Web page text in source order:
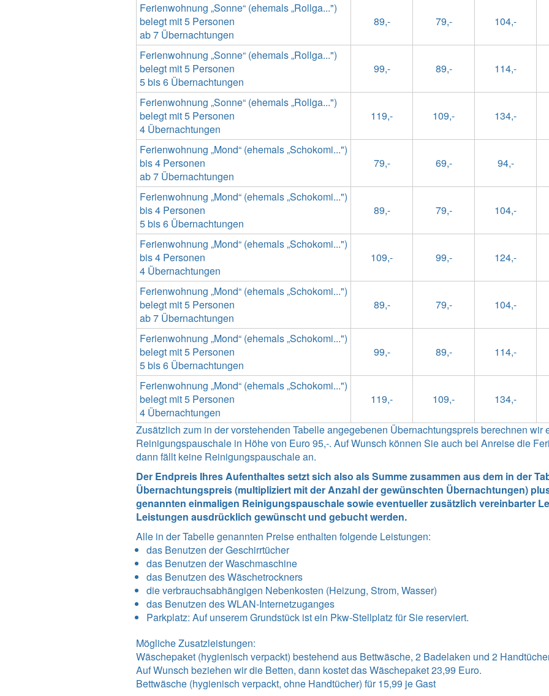
Ferienwohnung „Sonne“ (ehemals „Rollga...")
belegt mit 5 Personen
ab 7 Übernachtungen
Ferienwohnung „Sonne“ (ehemals „Rollga...")
belegt mit 5 Personen
5 bis 6 Übernachtungen
Ferienwohnung „Sonne“ (ehemals „Rollga...")
belegt mit 5 Personen
4 Übernachtungen
Ferienwohnung „Mond“ (ehemals „Schokomi...")
bis 4 Personen
ab 7 Übernachtungen
Ferienwohnung „Mond“ (ehemals „Schokomi...")
bis 4 Personen
5 bis 6 Übernachtungen
Ferienwohnung „Mond“ (ehemals „Schokomi...")
bis 4 Personen
4 Übernachtungen
Ferienwohnung „Mond“ (ehemals „Schokomi...")
belegt mit 5 Personen
ab 7 Übernachtungen
Ferienwohnung „Mond“ (ehemals „Schokomi...")
belegt mit 5 Personen
5 bis 6 Übernachtungen
Ferienwohnung „Mond“ (ehemals „Schokomi...")
belegt mit 5 Personen
4 Übernachtungen
89,- 79,- 104,-
99,- 89,- 114,-
119,- 109,- 134,-
79,- 69,- 94,-
89,- 79,- 104,-
109,- 99,- 124,-
89,- 79,- 104,-
99,- 89,- 114,-
119,- 109,- 134,-
Zusätzlich zum in der vorstehenden Tabelle angegebenen Übernachtungspreis berechnen wir
Reinigungspauschale in Höhe von Euro 95,-. Auf Wunsch können Sie auch bei Anreise die
dann fällt keine Reinigungspauschale an.
Der Endpreis Ihres Aufenthaltes setzt sich also als Summe zusammen aus dem in der
Übernachtungspreis (multipliziert mit der Anzahl der gewünschten Übernachtungen)
genannten einmaligen Reinigungspauschale sowie eventueller zusätzlich vereinbarter
Leistungen ausdrücklich gewünscht und gebucht werden.
Alle in der Tabelle genannten Preise enthalten folgende Leistungen:
das Benutzen der Geschirrtücher
das Benutzen der Waschmaschine
das Benutzen des Wäschetrockners
die verbrauchsabhängigen Nebenkosten (Heizung, Strom, Wasser)
das Benutzen des WLAN-Internetzuganges
Parkplatz: Auf unserem Grundstück ist ein Pkw-Stellplatz für Sie reserviert.
Mögliche Zusatzleistungen:
Wäschepaket (hygienisch verpackt) bestehend aus Bettwäsche, 2 Badelaken und 2
Auf Wunsch beziehen wir die Betten, dann kostet das Wäschepaket 23,99 Euro.
Bettwäsche (hygienisch verpackt, ohne Handtücher) für 15,99 je Gast